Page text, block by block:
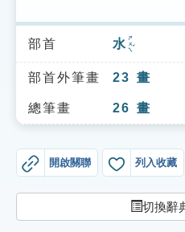
索引選單
知識索引
單字索引
遊戲專區
教學應用
部首 水 ㄕㄨㄟˇ
部首外筆畫 23 畫
總筆畫 26 畫
開啟關聯 列入收藏
切換辭